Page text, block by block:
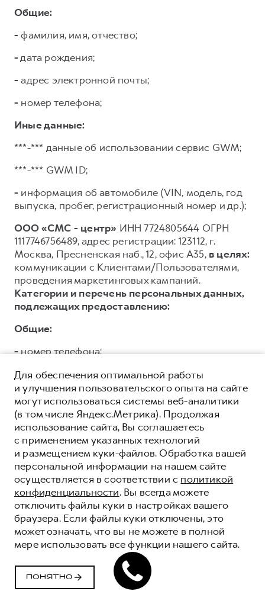
Общие:
- фамилия, имя, отчество;
-дата рождения;
- адрес электронной почты;
- номер телефона;
Иные данные:
***-*** данные об использовании сервис GWM;
***-*** GWM ID;
- информация об автомобиле (VIN, модель, год
выпуска, пробег, регистрационный номер и др.);
ООО «СМС - центр» ИНН 7724805644 ОГРН
1117746756489, адрес регистрации: 123112, г.
Москва, Пресненская наб., 12, офис А35, в целях:
коммуникации с Клиентами/Пользователями,
проведения маркетинговых кампаний.
Категории и перечень персональных данных,
подлежащих предоставлению:
Общие:
-номер телефона;
ООО «СЛАВА ГРУПП»ИНН 7704875192 ОГРН
5147746150041, адрес регистрации: г. Москва, ул.
Тверская, дом 16, стр.3, помещ. 3 в целях:
коммуникации с Клиентами/Пользователями, в
том числе: направления e.mail рассылки;
проведения маркетинговых кампаний и
исследований; поддержки процесса продаж,
аналитики данных.Категории и перечень
персональных данных, подлежащих
предоставлению:
Общие:
-фамилия, имя, отчество;
адрес электронной почты;
Для обеспечения оптимальной работы
и улучшения пользовательского опыта на сайте
могут использоваться системы веб-аналитики
(в том числе Яндекс.Метрика). Продолжая
использование сайта, Вы соглашаетесь
с применением указанных технологий
и размещением куки-файлов. Обработка вашей
персональной информации на нашем сайте
осуществляется в соответствии с политикой
конфиденциальности. Вы всегда можете
отключить файлы куки в настройках вашего
браузера. Если файлы куки отключены, это
может означать, что вы не можете в полной
мере использовать все функции нашего сайта.
ПОНЯТНО